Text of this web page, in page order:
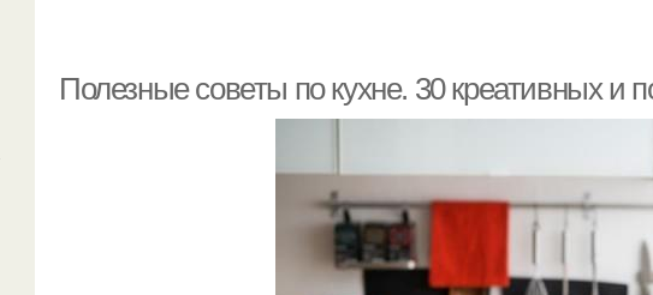
Полезные советы по кухне. 30 креативных и